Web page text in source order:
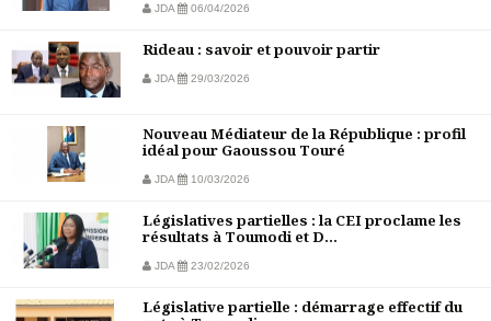
JDA 06/04/2026
Rideau : savoir et pouvoir partir
JDA 29/03/2026
Nouveau Médiateur de la République : profil
idéal pour Gaoussou Touré
JDA 10/03/2026
Législatives partielles : la CEI proclame les
résultats à Toumodi et D...
JDA 23/02/2026
Législative partielle : démarrage effectif du